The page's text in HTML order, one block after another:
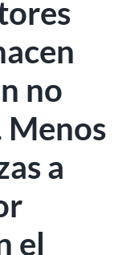
no
Menos
a
el